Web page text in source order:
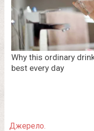
Джерело.